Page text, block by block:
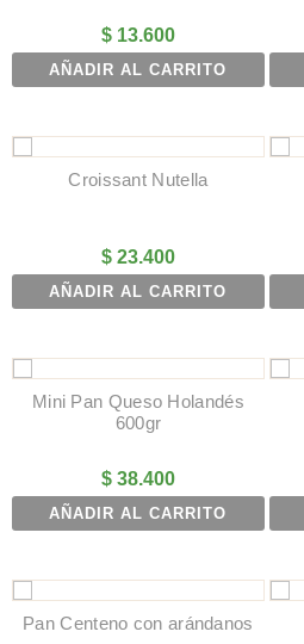
$13.600
AÑADIR AL CARRITO
Croissant Nutella
$23.400
AÑADIR AL CARRITO
Mini Pan Queso Holandés
600gr
$38.400
AÑADIR AL CARRITO
Pan Centeno con arándanos